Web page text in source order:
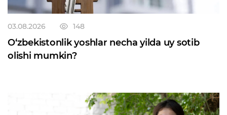
03.08.2026 148
O‘zbekistonlik yoshlar necha yilda uy sotib
olishi mumkin?